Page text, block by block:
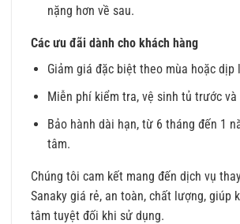
nặng hơn về sau.
Các ưu đãi dành cho khách hàng
Giảm giá đặc biệt theo mùa hoặc dịp
Miễn phí kiểm tra, vệ sinh tủ trước
Bảo hành dài hạn, từ 6 tháng đến 1
tâm.
Chúng tôi cam kết mang đến dịch vụ
Sanaky giá rẻ, an toàn, chất lượng, giúp
tâm tuyệt đối khi sử dụng.